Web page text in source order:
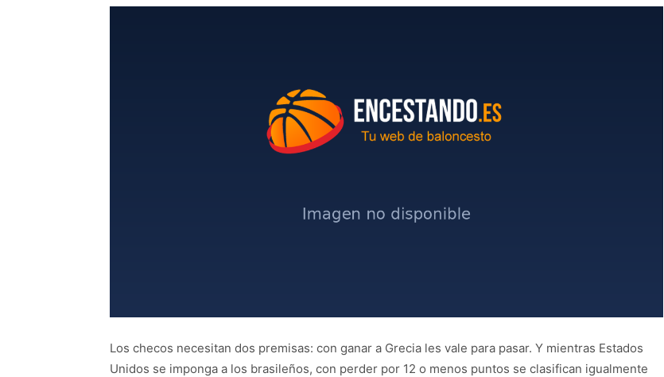
Los checos necesitan dos premisas: con ganar a Grecia les vale para pasar. Y mientras Estados
Unidos se imponga a los brasileños, con perder por 12 o menos puntos se clasifican igualmente